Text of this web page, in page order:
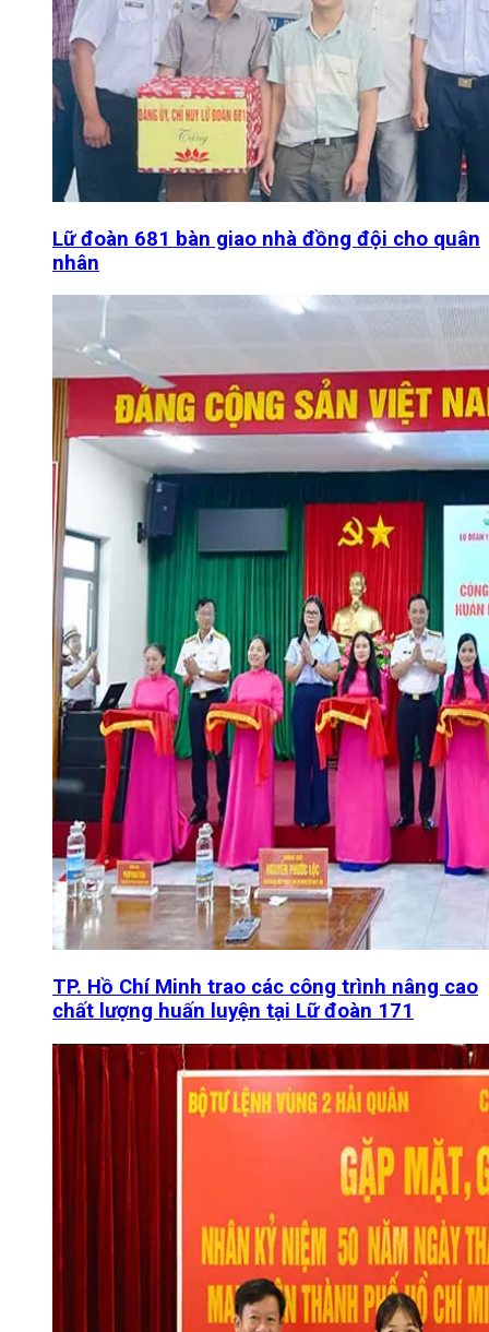
Lữ đoàn 681 bàn giao nhà đồng đội cho quân
nhân
TP. Hồ Chí Minh trao các công trình nâng cao
chất lượng huấn luyện tại Lữ đoàn 171